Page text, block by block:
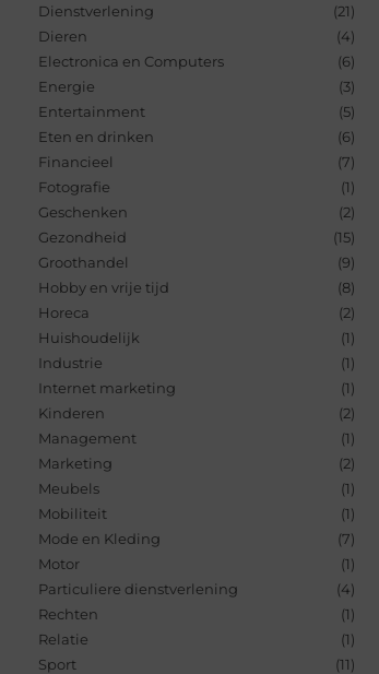
Dienstverlening
(21)
Dieren
(4)
Electronica en Computers
(6)
Energie
(3)
Entertainment
(5)
Eten en drinken
(6)
Financieel
(7)
Fotografie
(1)
Geschenken
(2)
Gezondheid
(15)
Groothandel
(9)
Hobby en vrije tijd
(8)
Horeca
(2)
Huishoudelijk
(1)
Industrie
(1)
Internet marketing
(1)
Kinderen
(2)
Management
(1)
Marketing
(2)
Meubels
(1)
Mobiliteit
(1)
Mode en Kleding
(7)
Motor
(1)
Particuliere dienstverlening
(4)
Rechten
(1)
Relatie
(1)
Sport
(11)